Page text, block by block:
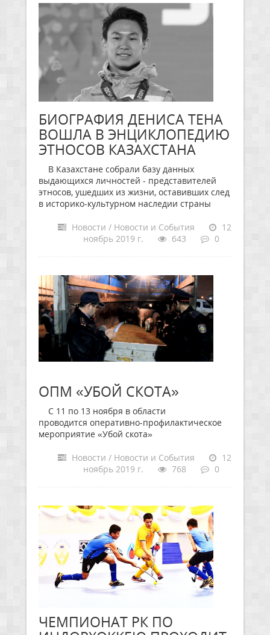
БИОГРАФИЯ ДЕНИСА ТЕНА
ВОШЛА В ЭНЦИКЛОПЕДИЮ
ЭТНОСОВ КАЗАХСТАНА
В Казахстане собрали базу данных
выдающихся личностей - представителей
этносов, ушедших из жизни, оставивших след
в историко-культурном наследии страны
Новости / Новости и События
12
ноябрь 2019 г.
643 0
ОПМ «УБОЙ СКОТА»
С 11 по 13 ноября в области
проводится оперативно-профилактическое
мероприятие «Убой скота»
Новости / Новости и События
12
ноябрь 2019 г.
768 0
ЧЕМПИОНАТ РК ПО